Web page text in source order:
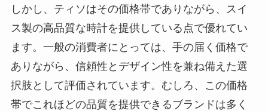
しかし、ティソはその価格帯でありながら、スイ
ス製の高品質な時計を提供している点で優れてい
ます。一般の消費者にとっては、手の届く価格で
ありながら、信頼性とデザイン性を兼ね備えた選
択肢として評価されています。むしろ、この価格
帯でこれほどの品質を提供できるブランドは多く